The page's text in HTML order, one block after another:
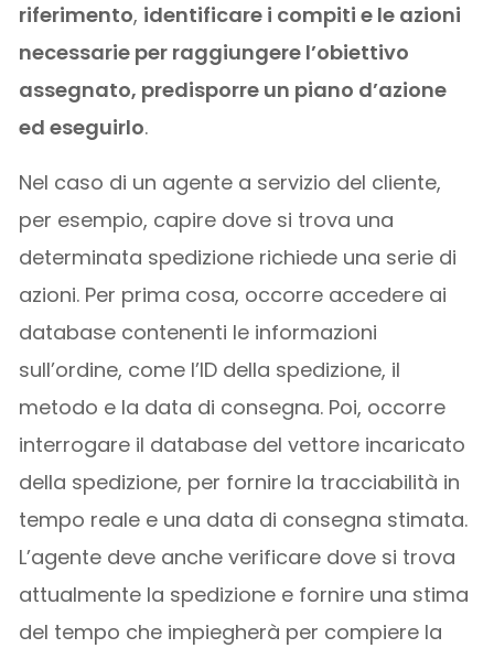
riferimento, identificare i compiti e le azioni
necessarie per raggiungere l’obiettivo
assegnato, predisporre un piano d’azione
ed eseguirlo.
Nel caso di un agente a servizio del cliente,
per esempio, capire dove si trova una
determinata spedizione richiede una serie di
azioni. Per prima cosa, occorre accedere ai
database contenenti le informazioni
sull’ordine, come l’ID della spedizione, il
metodo e la data di consegna. Poi, occorre
interrogare il database del vettore incaricato
della spedizione, per fornire la tracciabilità in
tempo reale e una data di consegna stimata.
L’agente deve anche verificare dove si trova
attualmente la spedizione e fornire una stima
del tempo che impiegherà per compiere la